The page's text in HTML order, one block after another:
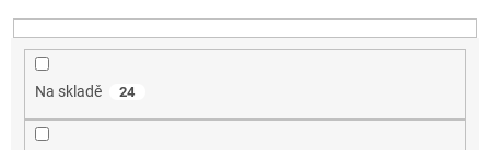
u
Na skladě 24